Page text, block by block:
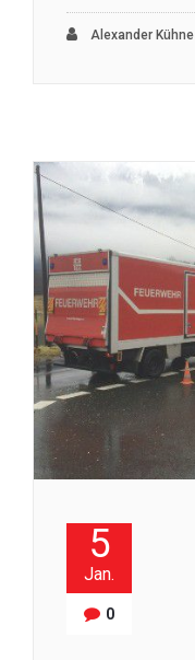
Alexander Kühne
5
Jan.
0